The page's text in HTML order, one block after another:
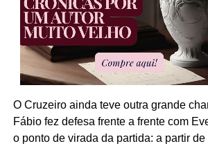
O Cruzeiro ainda teve outra grande
Fábio fez defesa frente a frente com
o ponto de virada da partida: a partir de